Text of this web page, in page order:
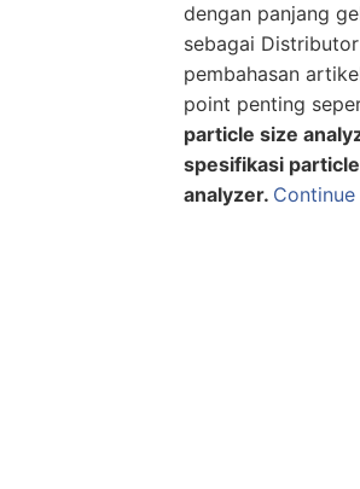
dengan panjang
sebagai
pembahasan
point penting
particle size
spesifikasi
analyzer.